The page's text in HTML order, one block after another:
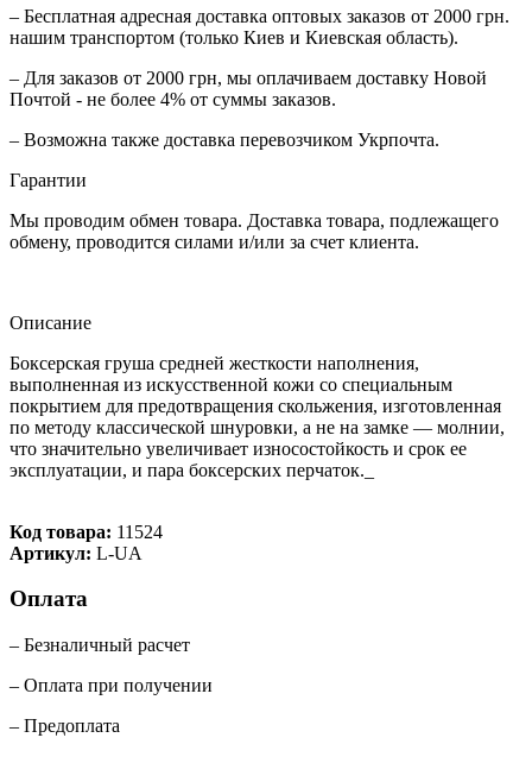
– Бесплатная адресная доставка оптовых заказов от 2000 грн.
нашим транспортом (только Киев и Киевская область).
– Для заказов от 2000 грн, мы оплачиваем доставку Новой
Почтой - не более 4% от суммы заказов.
– Возможна также доставка перевозчиком Укрпочта.
Гарантии
Мы проводим обмен товара. Доставка товара, подлежащего
обмену, проводится силами и/или за счет клиента.
Описание
Боксерская груша средней жесткости наполнения,
выполненная из искусственной кожи со специальным
покрытием для предотвращения скольжения, изготовленная
по методу классической шнуровки, а не на замке — молнии,
что значительно увеличивает износостойкость и срок ее
эксплуатации, и пара боксерских перчаток._
Код товара: 11524
Артикул: L-UA
Оплата
– Безналичный расчет
– Оплата при получении
– Предоплата